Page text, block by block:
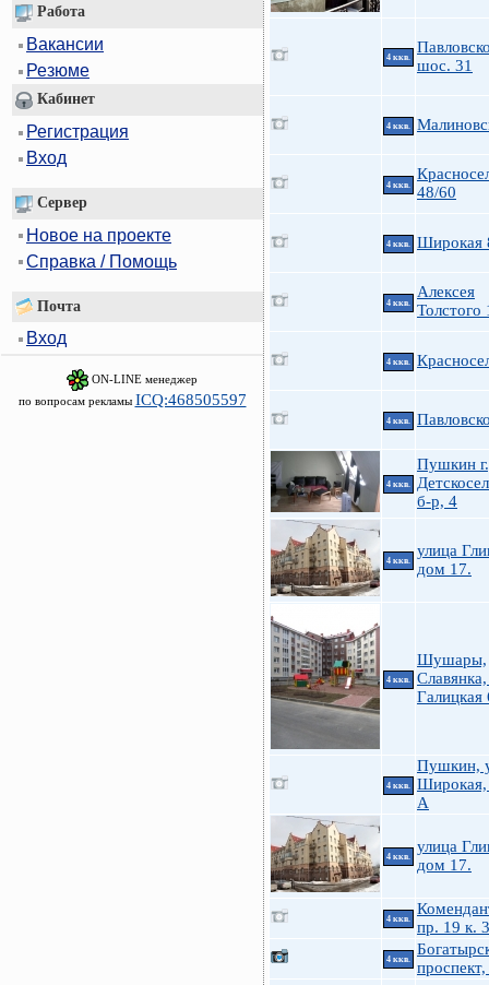
Работа
Вакансии
Резюме
Кабинет
Регистрация
Вход
Сервер
Новое на проекте
Справка / Помощь
Почта
Вход
ON-LINE менеджер
по вопросам рекламы ICQ:468505597
4 ккв.
шос. 31
4 ккв.
4 ккв.
48/60
4 ккв. Широкая
4 ккв.
Алексея
Толстого
4 ккв.
4 ккв.
4 ккв.
Пушкин
б-р, 4
4 ккв.
улица
дом 17.
4 ккв.
Шушары,
Галицкая
4 ккв.
Пушкин,
А
4 ккв.
улица
дом 17.
4 ккв.
пр. 19 к. 3
4 ккв.